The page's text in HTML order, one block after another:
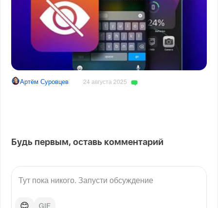
Артём Суровцев 24 августа 2025
Будь первым, оставь комментарий
😊